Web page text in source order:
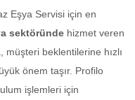
Eşya Servisi için en
sektöründe hizmet veren
müşteri beklentilerine hızlı
önem taşır. Profilo
işlemleri için